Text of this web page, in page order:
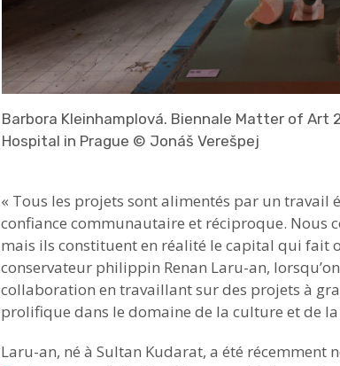
Barbora Kleinhamplová. Biennale Matter of Art
Hospital in Prague © Jonáš Verešpej
« Tous les projets sont alimentés par un travail
confiance communautaire et réciproque. Nous
mais ils constituent en réalité le capital qui fait
conservateur philippin Renan Laru-an,
collaboration en travaillant sur des projets à
prolifique dans le domaine de la culture et de
Laru-an, né à Sultan Kudarat, a été